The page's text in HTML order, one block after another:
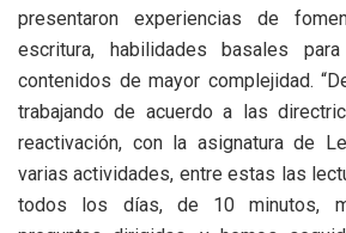
presentaron experiencias de
escritura, habilidades basales
contenidos de mayor complejidad.
trabajando de acuerdo a las
reactivación, con la asignatura de
varias actividades, entre estas las
todos los días, de 10 minutos,